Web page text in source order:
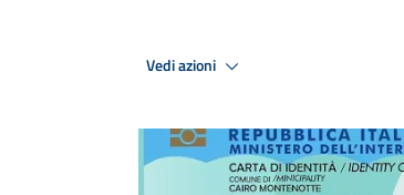
Vedi azioni